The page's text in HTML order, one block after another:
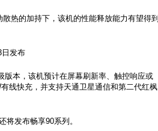
热的加持下，该机的性能释放能力有望得到
本，该机预计在屏幕刷新率、触控响应或
线快充，并支持天通卫星通信和第二代红枫
将发布畅享90系列。